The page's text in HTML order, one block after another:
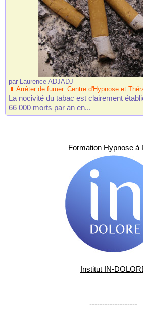
par Laurence ADJADJ
Arrêter de fumer. Centre d'Hypnose et
La nocivité du tabac est clairement
66 000 morts par an en...
Formation Hypnose à
Institut IN-
-------------------